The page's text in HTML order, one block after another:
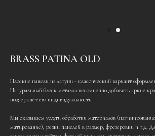
BRASS PATINA OLD
Плоские панели из латуни - классический вариант
Натуральный блеск металла несомненно добавить яркие
подчеркнет его индивидуальность.
Мы оказываем услуги обработки материалов
матирование), резки панелей в размер, фрезеровки и т.д.